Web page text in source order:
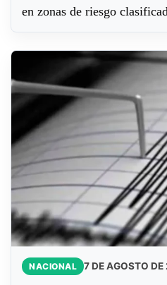
en zonas de riesgo
NACIONAL 7 DE AGOSTO